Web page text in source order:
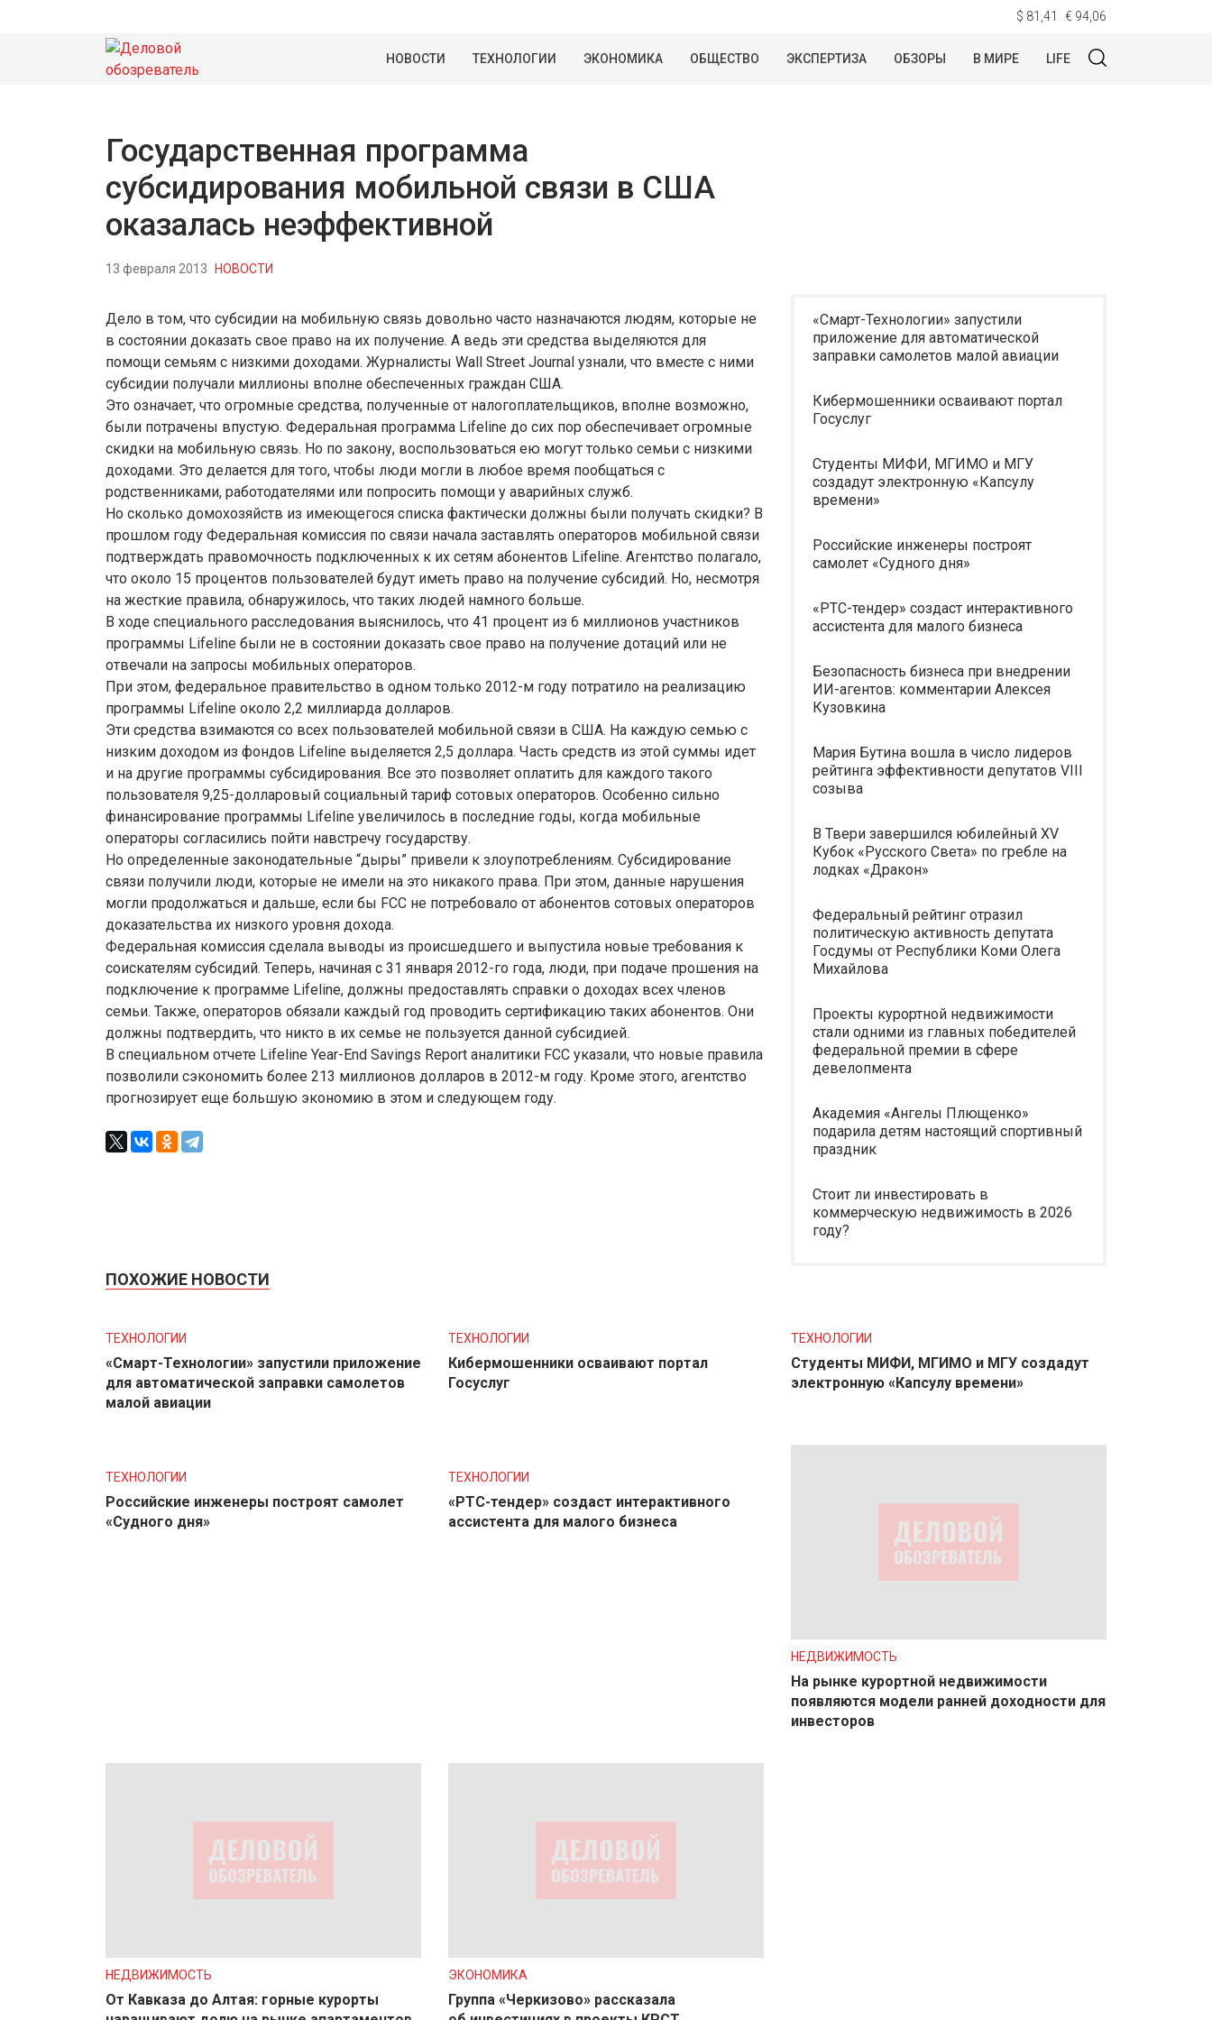
$ 81,41 € 94,06
НОВОСТИ ТЕХНОЛОГИИ ЭКОНОМИКА ОБЩЕСТВО ЭКСПЕРТИЗА ОБЗОРЫ В МИРЕ LIFE
Государственная программа
субсидирования мобильной связи в США
оказалась неэффективной
13 февраля 2013 НОВОСТИ
Дело в том, что субсидии на мобильную связь довольно часто назначаются людям, которые не
в состоянии доказать свое право на их получение. А ведь эти средства выделяются для
помощи семьям с низкими доходами. Журналисты Wall Street Journal узнали, что вместе с ними
субсидии получали миллионы вполне обеспеченных граждан США.
Это означает, что огромные средства, полученные от налогоплательщиков, вполне возможно,
были потрачены впустую. Федеральная программа Lifeline до сих пор обеспечивает огромные
скидки на мобильную связь. Но по закону, воспользоваться ею могут только семьи с низкими
доходами. Это делается для того, чтобы люди могли в любое время пообщаться с
родственниками, работодателями или попросить помощи у аварийных служб.
Но сколько домохозяйств из имеющегося списка фактически должны были получать скидки? В
прошлом году Федеральная комиссия по связи начала заставлять операторов мобильной связи
подтверждать правомочность подключенных к их сетям абонентов Lifeline. Агентство полагало,
что около 15 процентов пользователей будут иметь право на получение субсидий. Но, несмотря
на жесткие правила, обнаружилось, что таких людей намного больше.
В ходе специального расследования выяснилось, что 41 процент из 6 миллионов участников
программы Lifeline были не в состоянии доказать свое право на получение дотаций или не
отвечали на запросы мобильных операторов.
При этом, федеральное правительство в одном только 2012-м году потратило на реализацию
программы Lifeline около 2,2 миллиарда долларов.
Эти средства взимаются со всех пользователей мобильной связи в США. На каждую семью с
низким доходом из фондов Lifeline выделяется 2,5 доллара. Часть средств из этой суммы идет
и на другие программы субсидирования. Все это позволяет оплатить для каждого такого
пользователя 9,25-долларовый социальный тариф сотовых операторов. Особенно сильно
финансирование программы Lifeline увеличилось в последние годы, когда мобильные
операторы согласились пойти навстречу государству.
Но определенные законодательные “дыры” привели к злоупотреблениям. Субсидирование
связи получили люди, которые не имели на это никакого права. При этом, данные нарушения
могли продолжаться и дальше, если бы FCC не потребовало от абонентов сотовых операторов
доказательства их низкого уровня дохода.
Федеральная комиссия сделала выводы из происшедшего и выпустила новые требования к
соискателям субсидий. Теперь, начиная с 31 января 2012-го года, люди, при подаче прошения на
подключение к программе Lifeline, должны предоставлять справки о доходах всех членов
семьи. Также, операторов обязали каждый год проводить сертификацию таких абонентов. Они
должны подтвердить, что никто в их семье не пользуется данной субсидией.
В специальном отчете Lifeline Year-End Savings Report аналитики FCC указали, что новые правила
позволили сэкономить более 213 миллионов долларов в 2012-м году. Кроме этого, агентство
прогнозирует еще большую экономию в этом и следующем году.
«Смарт-Технологии» запустили
приложение для автоматической
заправки самолетов малой авиации
Кибермошенники осваивают портал
Госуслуг
Студенты МИФИ, МГИМО и МГУ
создадут электронную «Капсулу
времени»
Российские инженеры построят
самолет «Судного дня»
«РТС-тендер» создаст интерактивного
ассистента для малого бизнеса
Безопасность бизнеса при внедрении
ИИ-агентов: комментарии Алексея
Кузовкина
Мария Бутина вошла в число лидеров
рейтинга эффективности депутатов VIII
созыва
В Твери завершился юбилейный XV
Кубок «Русского Света» по гребле на
лодках «Дракон»
Федеральный рейтинг отразил
политическую активность депутата
Госдумы от Республики Коми Олега
Михайлова
Проекты курортной недвижимости
стали одними из главных победителей
федеральной премии в сфере
девелопмента
Академия «Ангелы Плющенко»
подарила детям настоящий спортивный
праздник
Стоит ли инвестировать в
коммерческую недвижимость в 2026
году?
ПОХОЖИЕ НОВОСТИ
ТЕХНОЛОГИИ
«Смарт-Технологии» запустили приложение
для автоматической заправки самолетов
малой авиации
ТЕХНОЛОГИИ
Кибермошенники осваивают портал
Госуслуг
ТЕХНОЛОГИИ
Студенты МИФИ, МГИМО и МГУ создадут
электронную «Капсулу времени»
ТЕХНОЛОГИИ
Российские инженеры построят самолет
«Судного дня»
ТЕХНОЛОГИИ
«РТС-тендер» создаст интерактивного
ассистента для малого бизнеса
НЕДВИЖИМОСТЬ
На рынке курортной недвижимости
появляются модели ранней доходности для
инвесторов
НЕДВИЖИМОСТЬ
От Кавказа до Алтая: горные курорты
ЭКОНОМИКА
Группа «Черкизово» рассказала